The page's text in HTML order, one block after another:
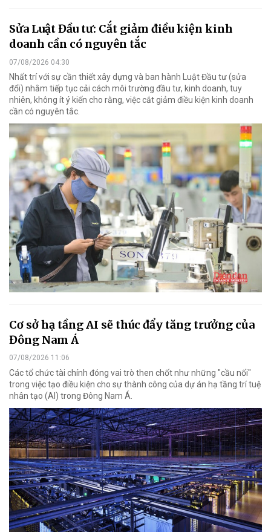
Sửa Luật Đầu tư: Cắt giảm điều kiện kinh
doanh cần có nguyên tắc
07/08/2026 04:30
Nhất trí với sự cần thiết xây dựng và ban hành Luật Đầu tư (sửa
đổi) nhằm tiếp tục cải cách môi trường đầu tư, kinh doanh, tuy
nhiên, không ít ý kiến cho rằng, việc cắt giảm điều kiện kinh doanh
cần có nguyên tắc.
Cơ sở hạ tầng AI sẽ thúc đẩy tăng trưởng của
Đông Nam Á
07/08/2026 11:06
Các tổ chức tài chính đóng vai trò then chốt như những "cầu nối"
trong việc tạo điều kiện cho sự thành công của dự án hạ tầng trí tuệ
nhân tạo (AI) trong Đông Nam Á.